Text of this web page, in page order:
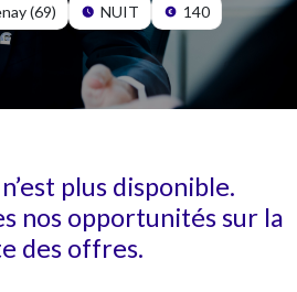
(69) NUIT 140
plus disponible.
nos opportunités sur la
des offres.